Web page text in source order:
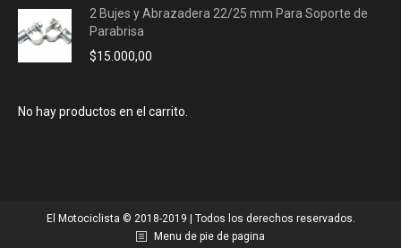
2 Bujes y Abrazadera 22/25 mm Para Soporte de
Parabrisa
$15.000,00
No hay productos en el carrito.
El Motociclista © 2018-2019 | Todos los derechos reservados.
Menu de pie de pagina